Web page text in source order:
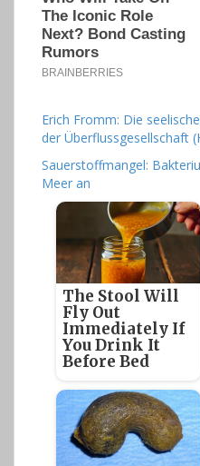
Erich Fromm: Die
der Überflussgesellschaft
Sauerstoffmangel:
Meer an
The Stool Will
Fly Out
Immediately If
You Drink It
Before Bed